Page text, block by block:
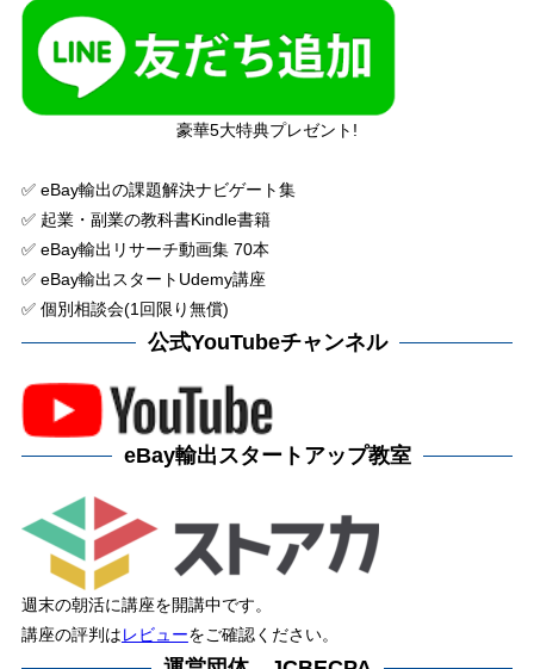
豪華5大特典プレゼント!
✅ eBay輸出の課題解決ナビゲート集
✅ 起業・副業の教科書Kindle書籍
✅ eBay輸出リサーチ動画集 70本
✅ eBay輸出スタートUdemy講座
✅ 個別相談会(1回限り無償)
公式YouTubeチャンネル
eBay輸出スタートアップ教室
週末の朝活に講座を開講中です。
講座の評判はレビューをご確認ください。